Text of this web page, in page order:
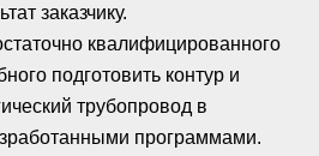
заказчику.
квалифицированного
подготовить контур и
трубопровод в
программами.